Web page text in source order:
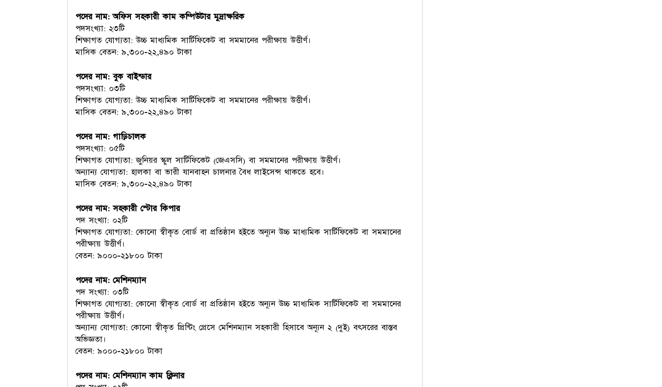
পদের নাম: অফিস সহকারী কাম কম্পিউটার মুদ্রাক্ষরিক
পদসংখ্যা: ২৩টি
শিক্ষাগত যোগ্যতা: উচ্চ মাধ্যমিক সার্টিফিকেট বা সমমানের পরীক্ষায় উত্তীর্ণ।
মাসিক বেতন: ৯,৩০০-২২,৪৯০ টাকা
পদের নাম: বুক বাইন্ডার
পদসংখ্যা: ০৩টি
শিক্ষাগত যোগ্যতা: উচ্চ মাধ্যমিক সার্টিফিকেট বা সমমানের পরীক্ষায় উত্তীর্ণ।
মাসিক বেতন: ৯,৩০০-২২,৪৯০ টাকা
পদের নাম: গাড়িচালক
পদসংখ্যা: ০৫টি
শিক্ষাগত যোগ্যতা: জুনিয়র স্কুল সার্টিফিকেট (জেএসসি) বা সমমানের পরীক্ষায় উত্তীর্ণ।
অন্যান্য যোগ্যতা: হালকা বা ভারী যানবাহন চালনার বৈধ লাইসেন্স থাকতে হবে।
মাসিক বেতন: ৯,৩০০-২২,৪৯০ টাকা
পদের নাম: সহকারী স্টোর কিপার
পদ সংখ্যা: ০২টি
শিক্ষাগত যোগ্যতা: কোনো স্বীকৃত বোর্ড বা প্রতিষ্ঠান হইতে অন্যূন উচ্চ মাধ্যমিক সার্টিফিকেট বা সমমানের
পরীক্ষায় উত্তীর্ণ।
বেতন: ৯০০০-২১৮০০ টাকা
পদের নাম: মেশিনম্যান
পদ সংখ্যা: ০৩টি
শিক্ষাগত যোগ্যতা: কোনো স্বীকৃত বোর্ড বা প্রতিষ্ঠান হইতে অন্যূন উচ্চ মাধ্যমিক সার্টিফিকেট বা সমমানের
পরীক্ষায় উত্তীর্ণ।
অন্যান্য যোগ্যতা: কোনো স্বীকৃত প্রিন্টিং প্রেসে মেশিনম্যান সহকারী হিসাবে অন্যূন ২ (দুই) বৎসরের বাস্তব
অভিজ্ঞতা।
বেতন: ৯০০০-২১৮০০ টাকা
পদের নাম: মেশিনম্যান কাম ক্লিনার